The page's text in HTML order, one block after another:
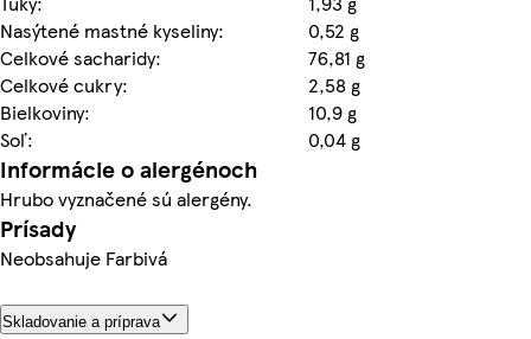
Nasýtené mastné kyseliny:
0,52 g
Celkové sacharidy:
76,81 g
Celkové cukry:
2,58 g
Bielkoviny:
10,9 g
Soľ:
0,04 g
Informácie o alergénoch
Hrubo vyznačené sú alergény.
Prísady
Neobsahuje Farbivá
Skladovanie a príprava